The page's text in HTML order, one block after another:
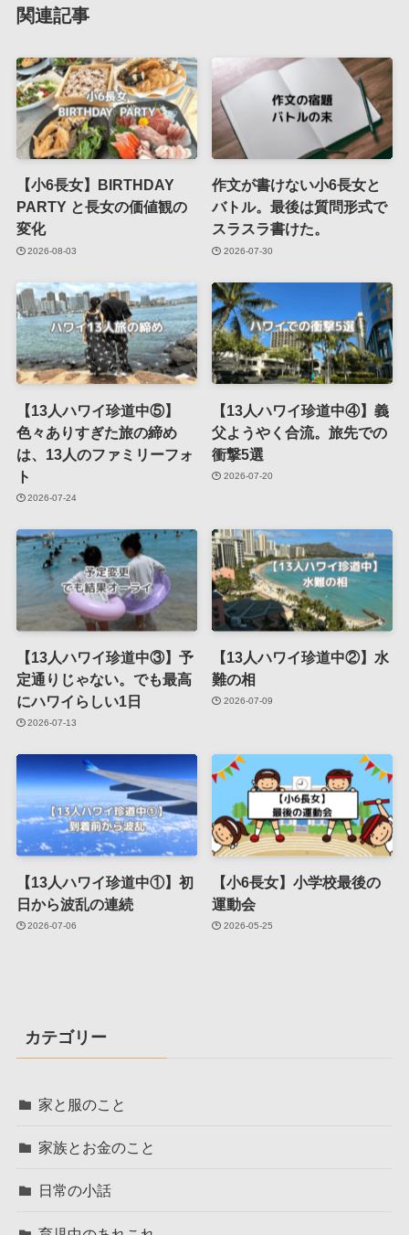
関連記事
【小6長女】BIRTHDAY
PARTY と長女の価値観の
変化
2026-08-03
作文が書けない小6長女と
バトル。最後は質問形式で
スラスラ書けた。
2026-07-30
【13人ハワイ珍道中⑤】
色々ありすぎた旅の締め
は、13人のファミリーフォ
ト
2026-07-24
【13人ハワイ珍道中④】義
父ようやく合流。旅先での
衝撃5選
2026-07-20
【13人ハワイ珍道中③】予
定通りじゃない。でも最高
にハワイらしい1日
2026-07-13
【13人ハワイ珍道中②】水
難の相
2026-07-09
【13人ハワイ珍道中①】初
日から波乱の連続
2026-07-06
【小6長女】小学校最後の
運動会
2026-05-25
カテゴリー
家と服のこと
家族とお金のこと
日常の小話